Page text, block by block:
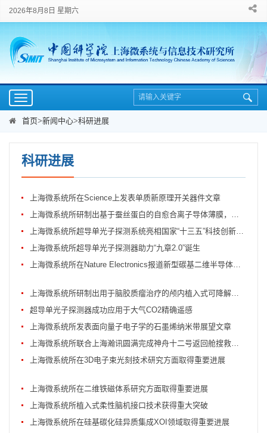
2026年8月8日 星期六
Toggle
navigation
首页>新闻中心>科研进展
科研进展
上海微系统所在Science上发表单质新原理开关器件文章
上海微系统所研制出基于蚕丝蛋白的自愈合离子导体薄膜，可用于极端环境中智能人机...
上海微系统所超导单光子探测系统亮相国家“十三五”科技创新成就展
上海微系统所超导单光子探测器助力“九章2.0”诞生
上海微系统所在Nature Electronics报道新型碳基二维半导体材料基本物性研究重大进展
上海微系统所研制出用于脑胶质瘤治疗的颅内植入式可降解蚕丝蛋白微针贴片
超导单光子探测器成功应用于大气CO2精确遥感
上海微系统所发表面向量子电子学的石墨烯纳米带展望文章
上海微系统所联合上海瀚讯圆满完成神舟十二号返回舱搜救任务
上海微系统所在3D电子束光刻技术研究方面取得重要进展
上海微系统所在二维铁磁体系研究方面取得重要进展
上海微系统所植入式柔性脑机接口技术获得重大突破
上海微系统所在硅基碳化硅异质集成XOI领域取得重要进展